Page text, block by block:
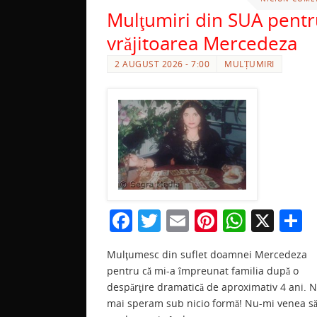
Mulţumiri din SUA
vrăjitoarea Mercedeza
2 AUGUST 2026 - 7:00 MULȚUMIRI
F
c
e
T
w
itt
er
E
m
ai
l
Pi
er
e
W
h
at
s
X
ta
Mulţumesc din suflet doamnei Mercedeza
pentru că mi-a împreunat familia după o
despărţire dramatică de aproximativ 4 ani.
mai speram sub nicio formă! Nu-mi venea să